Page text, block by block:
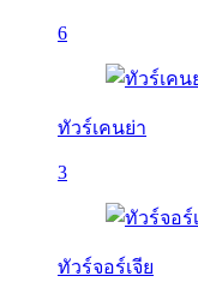
6
ทัวร์เคนย่า
3
ทัวร์จอร์เจีย